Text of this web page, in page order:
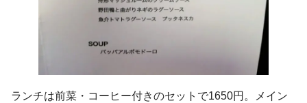
ランチは前菜・コーヒー付きのセットで1650円。メイン